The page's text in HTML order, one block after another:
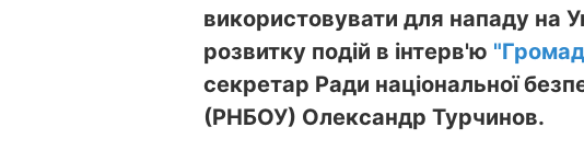
використовувати для нападу на
розвитку подій в інтерв'ю
секретар Ради національної
(РНБОУ) Олександр Турчинов.